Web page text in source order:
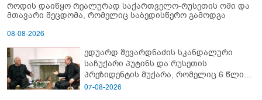
როდის დაიწყო რეალურად საქართველო-რუსეთის ომი და
მთავარი შეცდომა, რომელიც საბედისწერო გამოდგა
08-08-2026
ედუარდ შევარდნაძის სკანდალური
საჩუქარი პუტინს და რუსეთის
პრეზიდენტის მუქარა, რომელიც 6 წლის
შემდეგ აასრულა
07-08-2026